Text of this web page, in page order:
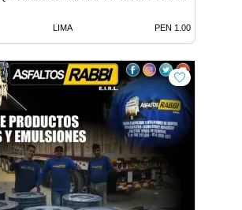
LIMA PEN 1.00